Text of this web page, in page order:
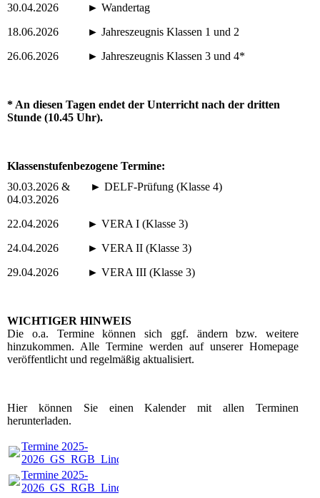
30.04.2026 ► Wandertag
18.06.2026 ► Jahreszeugnis Klassen 1 und 2
26.06.2026 ► Jahreszeugnis Klassen 3 und 4*
* An diesen Tagen endet der Unterricht nach der dritten
Stunde (10.45 Uhr).
Klassenstufenbezogene Termine:
30.03.2026 & ► DELF-Prüfung (Klasse 4)
04.03.2026
22.04.2026 ► VERA I (Klasse 3)
24.04.2026 ► VERA II (Klasse 3)
29.04.2026 ► VERA III (Klasse 3)
WICHTIGER HINWEIS
Die o.a. Termine können sich ggf. ändern bzw. weitere
hinzukommen. Alle Termine werden auf unserer Homepage
veröffentlicht und regelmäßig aktualisiert.
Hier können Sie einen Kalender mit allen Terminen
herunterladen.
Termine 2025-
2026_GS_RGB_Lindenschule.pdf
Termine 2025-
2026_GS_RGB_Lindenschule.pdf